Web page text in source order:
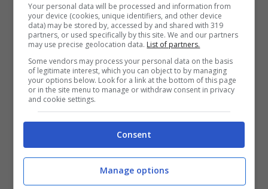
permettere il corteo religioso, sono stati
rafforzati idispositivi di controllonella
processione.
Per la prima volta nella storia, laMacchina
di Santa Rosaè stata trasportata con le
luci pubbliche accese per gran parte del
percorso, suscitando in un primo momento
anche un po’ di disappunto tra i fedeli. Sui
Your personal data will be processed and information from
your device (cookies, unique identifiers, and other device
data) may be stored by, accessed by and shared with 319
partners, or used specifically by this site. We and our partners
may use precise geolocation data. List of partners.
Some vendors may process your personal data on the basis
of legitimate interest, which you can object to by managing
your options below. Look for a link at the bottom of this page
or in the site menu to manage or withdraw consent in privacy
and cookie settings.
Consent
Manage options